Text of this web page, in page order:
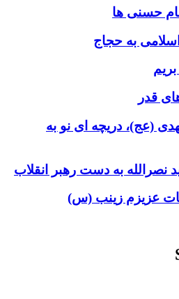
حسنی ها
به حجاج
قدر
(عج)، دریچه ای نو به
نصرالله به دست رهبر انقلاب
عزیزم زینب (س)